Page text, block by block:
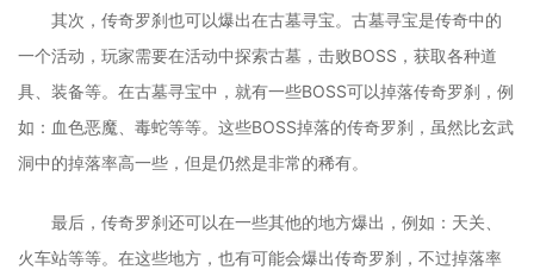
其次，传奇罗刹也可以爆出在古墓寻宝。古墓寻宝是传奇中的
一个活动，玩家需要在活动中探索古墓，击败BOSS，获取各种道
具、装备等。在古墓寻宝中，就有一些BOSS可以掉落传奇罗刹，例
如：血色恶魔、毒蛇等等。这些BOSS掉落的传奇罗刹，虽然比玄武
洞中的掉落率高一些，但是仍然是非常的稀有。
最后，传奇罗刹还可以在一些其他的地方爆出，例如：天关、
火车站等等。在这些地方，也有可能会爆出传奇罗刹，不过掉落率